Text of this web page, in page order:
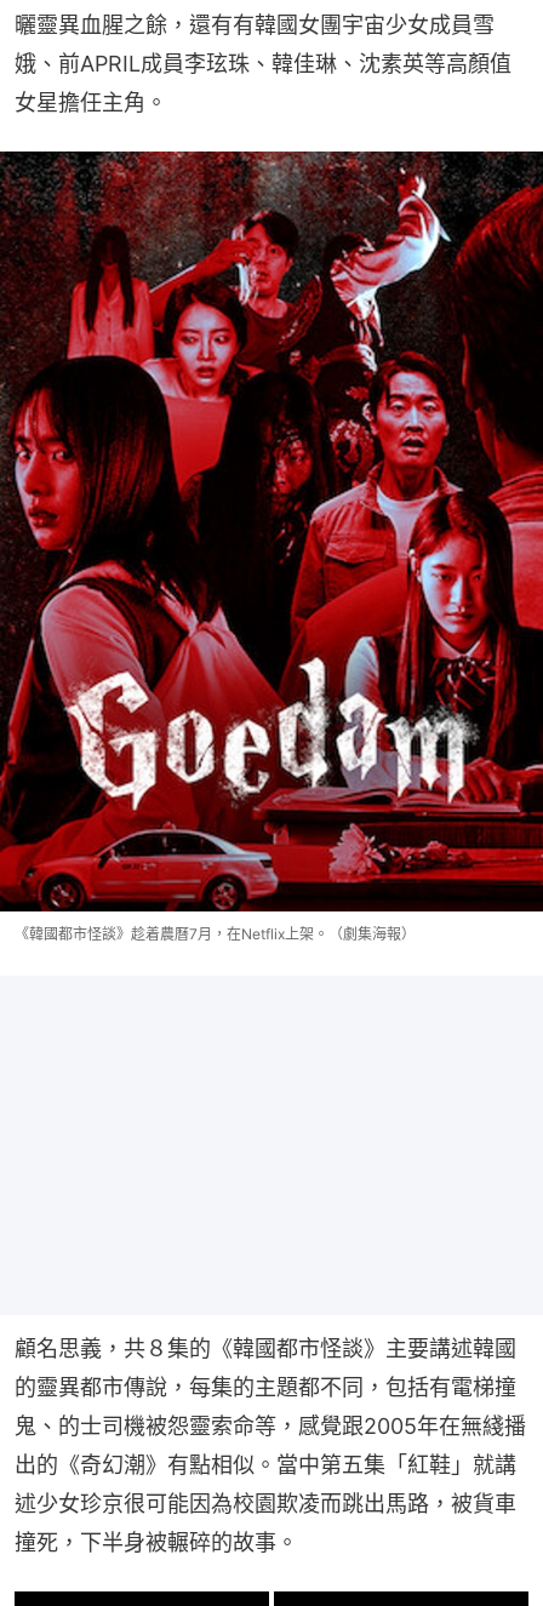
曬靈異血腥之餘，還有有韓國女團宇宙少女成員雪
娥、前APRIL成員李玹珠、韓佳琳、沈素英等高顏值
女星擔任主角。
《韓國都市怪談》趁着農曆7月，在Netflix上架。（劇集海報）
顧名思義，共８集的《韓國都市怪談》主要講述韓國
的靈異都市傳說，每集的主題都不同，包括有電梯撞
鬼、的士司機被怨靈索命等，感覺跟2005年在無綫播
出的《奇幻潮》有點相似。當中第五集「紅鞋」就講
述少女珍京很可能因為校園欺凌而跳出馬路，被貨車
撞死，下半身被輾碎的故事。